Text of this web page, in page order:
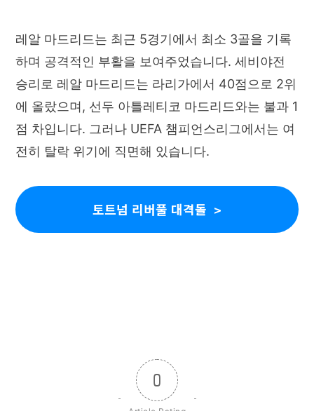
레알 마드리드는 최근 5경기에서 최소 3골을 기록
하며 공격적인 부활을 보여주었습니다. 세비야전
승리로 레알 마드리드는 라리가에서 40점으로 2위
에 올랐으며, 선두 아틀레티코 마드리드와는 불과 1
점 차입니다. 그러나 UEFA 챔피언스리그에서는 여
전히 탈락 위기에 직면해 있습니다.
토트넘 리버풀 대격돌
0